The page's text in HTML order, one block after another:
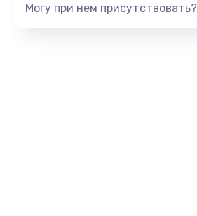
Могу при нем присутствовать?